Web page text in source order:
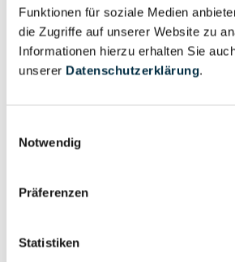
Funktionen für soziale Medien
die Zugriffe auf unserer Website zu
Informationen hierzu erhalten Sie
unserer Datenschutzerklärung.
Notwendig
Präferenzen
Statistiken
Eigentums- und Kontrollstruktur